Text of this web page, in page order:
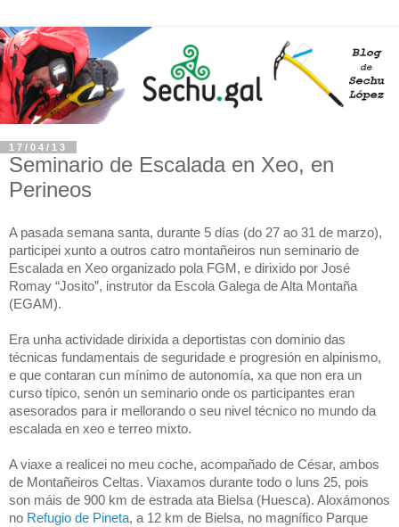
17/04/13
Seminario de Escalada en Xeo, en
Perineos
A pasada semana santa, durante 5 días (do 27 ao 31 de marzo),
participei xunto a outros catro montañeiros nun seminario de
Escalada en Xeo organizado pola FGM, e dirixido por José
Romay “Josito”, instrutor da Escola Galega de Alta Montaña
(EGAM).
Era unha actividade dirixida a deportistas con dominio das
técnicas fundamentais de seguridade e progresión en alpinismo,
e que contaran cun mínimo de autonomía, xa que non era un
curso típico, senón un seminario onde os participantes eran
asesorados para ir mellorando o seu nivel técnico no mundo da
escalada en xeo e terreo mixto.
A viaxe a realicei no meu coche, acompañado de César, ambos
de Montañeiros Celtas. Viaxamos durante todo o luns 25, pois
son máis de 900 km de estrada ata Bielsa (Huesca). Aloxámonos
no Refugio de Pineta, a 12 km de Bielsa, no magnífico Parque